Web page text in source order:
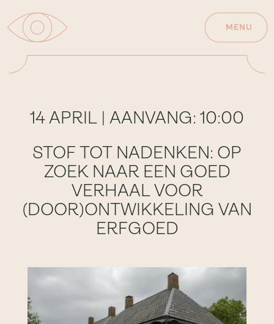
MENU
14 APRIL | AANVANG: 10:00
STOF TOT NADENKEN: OP
ZOEK NAAR EEN GOED
VERHAAL VOOR
(DOOR)ONTWIKKELING VAN
ERFGOED
" sizes="(min-width: 768px) 55vw,
90vw" }}